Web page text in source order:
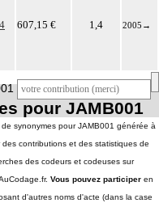
607,15 € 1,4 2005 →
pour JAMB001
de synonymes pour JAMB001 générée à
des contributions et des statistiques de
des codeurs et codeuses sur
Vous pouvez participer en
d'autres noms d'acte (dans la case